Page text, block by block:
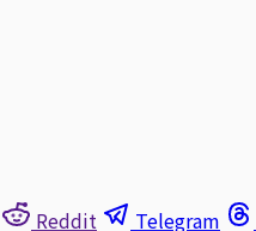
Reddit Telegram